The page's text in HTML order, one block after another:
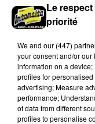
Le
priorité
We and our (447)
your consent and/or
information on a
profiles for
advertising; Measure
performance;
of data from different
profiles to personalise